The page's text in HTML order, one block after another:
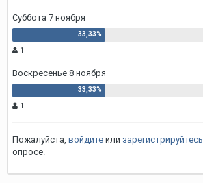
Суббота 7 ноября
1
Воскресенье 8 ноября
1
Пожалуйста, войдите или зарегистрируйтесь
опросе.